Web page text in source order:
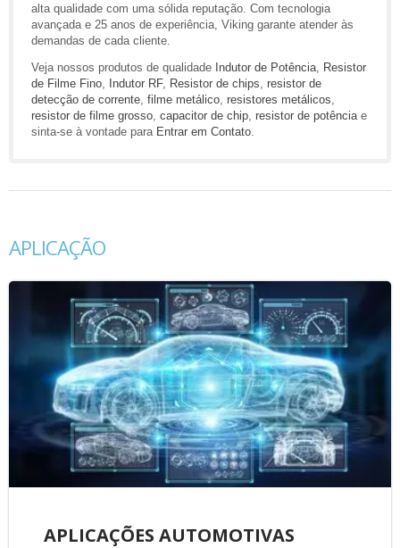
alta qualidade com uma sólida reputação. Com tecnologia
avançada e 25 anos de experiência, Viking garante atender às
demandas de cada cliente.
Veja nossos produtos de qualidade Indutor de Potência
Resistor
de Filme Fino
Indutor RF, Resistor de chips resistor de
detecção de corrente filme metálico resistores metálicos
resistor de filme grosso capacitor de chip resistor de potência e
sinta-se à vontade para Entrar em Contato
APLICAÇÃO
APLICAÇÕES AUTOMOTIVAS